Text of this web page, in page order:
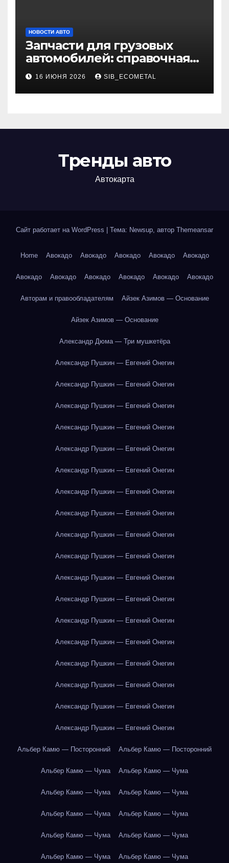
НОВОСТИ АВТО
Запчасти для грузовых
автомобилей: справочная
база по корейским и
японским моделям
16 ИЮНЯ 2026 SIB_ECOMETAL
Тренды авто
Автокарта
Сайт работает на WordPress Тема: Newsup, автор Themeansar
Home Авокадо Авокадо Авокадо Авокадо Авокадо
Авокадо Авокадо Авокадо Авокадо Авокадо Авокадо
Авторам и правообладателям Айзек Азимов — Основание
Айзек Азимов — Основание
Александр Дюма — Три мушкетёра
Александр Пушкин — Евгений Онегин
Александр Пушкин — Евгений Онегин
Александр Пушкин — Евгений Онегин
Александр Пушкин — Евгений Онегин
Александр Пушкин — Евгений Онегин
Александр Пушкин — Евгений Онегин
Александр Пушкин — Евгений Онегин
Александр Пушкин — Евгений Онегин
Александр Пушкин — Евгений Онегин
Александр Пушкин — Евгений Онегин
Александр Пушкин — Евгений Онегин
Александр Пушкин — Евгений Онегин
Александр Пушкин — Евгений Онегин
Александр Пушкин — Евгений Онегин
Александр Пушкин — Евгений Онегин
Александр Пушкин — Евгений Онегин
Александр Пушкин — Евгений Онегин
Александр Пушкин — Евгений Онегин
Альбер Камю — Посторонний Альбер Камю — Посторонний
Альбер Камю — Чума Альбер Камю — Чума
Альбер Камю — Чума Альбер Камю — Чума
Альбер Камю — Чума Альбер Камю — Чума
Альбер Камю — Чума Альбер Камю — Чума
Альбер Камю — Чума Альбер Камю — Чума